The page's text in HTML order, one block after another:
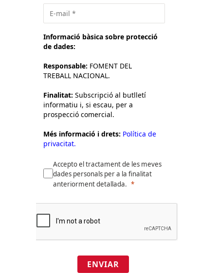
Informació bàsica sobre protecció
de dades:
Responsable: FOMENT DEL
TREBALL NACIONAL.
Finalitat: Subscripció al butlletí
informatiu i, si escau, per a
prospecció comercial.
Més informació i drets: Política de
privacitat.
Accepto el tractament de les meves
dades personals per a la finalitat
anteriorment detallada.
ENVIAR